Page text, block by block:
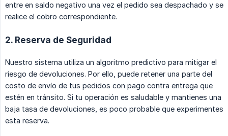
entre en saldo negativo una vez el pedido sea despachado y se
realice el cobro correspondiente.
2. Reserva de Seguridad
Nuestro sistema utiliza un algoritmo predictivo para mitigar el
riesgo de devoluciones. Por ello, puede retener una parte del
costo de envío de tus pedidos con pago contra entrega que
estén en tránsito. Si tu operación es saludable y mantienes una
baja tasa de devoluciones, es poco probable que experimentes
esta reserva.